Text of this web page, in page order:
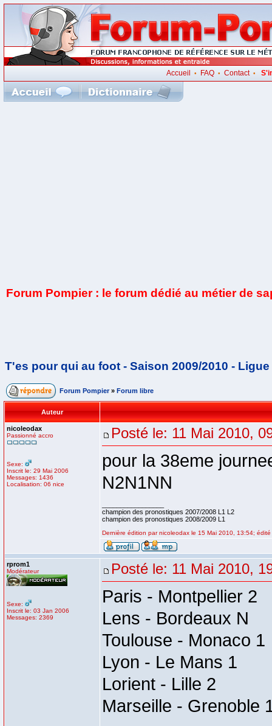
Accueil • FAQ• Contact•
Forum Pompier : le forum dédié au métier de
T'es pour qui au foot - Saison 2009/2010 - Ligue
Forum Pompier » Forum libre
Auteur
nicoleodax
Passionné accro
Sexe:
Inscrit le: 29 Mai 2006
Messages: 1436
Localisation: 06 nice
Posté le: 11 Mai 2010,
pour la 38eme
N2N1NN
champion des pronostiques 2007/2008 L1 L2
champion des pronostiques 2008/2009 L1
Dernière édition par nicoleodax le 15 Mai 2010, 13:54; édité
rprom1
Modérateur
Sexe:
Inscrit le: 03 Jan 2006
Messages: 2369
Posté le: 11 Mai 2010,
Paris - Montpellier 2
Lens - Bordeaux N
Toulouse - Monaco 1
Lyon - Le Mans 1
Lorient - Lille 2
Marseille - Grenoble